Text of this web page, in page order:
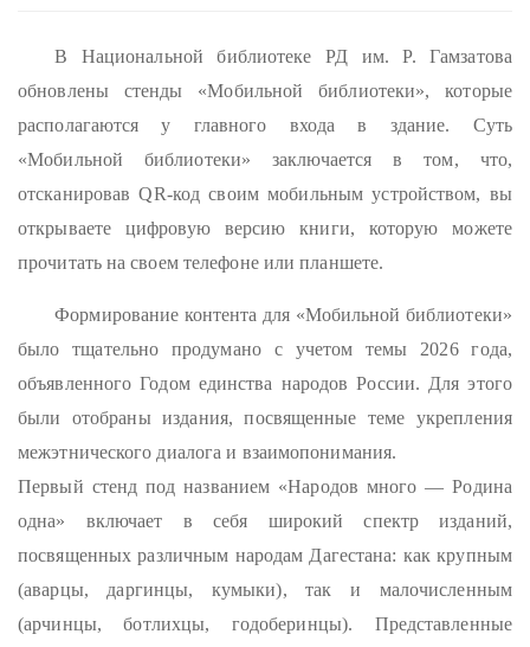
В Национальной библиотеке РД им. Р. Гамзатова
обновлены стенды «Мобильной библиотеки», которые
располагаются у главного входа в здание. Суть
«Мобильной библиотеки» заключается в том, что,
отсканировав QR-код своим мобильным устройством, вы
открываете цифровую версию книги, которую можете
прочитать на своем телефоне или планшете.
Формирование контента для «Мобильной библиотеки»
было тщательно продумано с учетом темы 2026 года,
объявленного Годом единства народов России. Для этого
были отобраны издания, посвященные теме укрепления
межэтнического диалога и взаимопонимания.
Первый стенд под названием «Народов много — Родина
одна» включает в себя широкий спектр изданий,
посвященных различным народам Дагестана: как крупным
(аварцы, даргинцы, кумыки), так и малочисленным
(арчинцы, ботлихцы, годоберинцы). Представленные